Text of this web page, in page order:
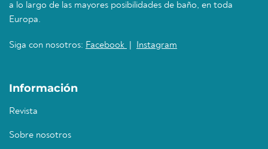
a lo largo de las mayores posibilidades de baño, en toda
Europa.
Siga con nosotros: Facebook Instagram
Información
Revista
Sobre nosotros